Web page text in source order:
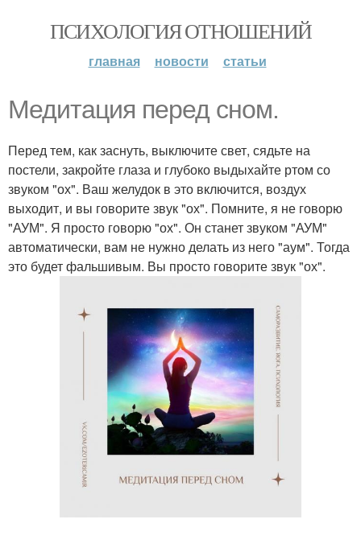
ПСИХОЛОГИЯ ОТНОШЕНИЙ
главная новости статьи
Медитация перед сном.
Перед тем, как заснуть, выключите свет, сядьте на
постели, закройте глаза и глубоко выдыхайте ртом со
звуком "ох". Ваш желудок в это включится, воздух
выходит, и вы говорите звук "ох". Помните, я не говорю
"АУМ". Я просто говорю "ох". Он станет звуком "АУМ"
автоматически, вам не нужно делать из него "аум". Тогда
это будет фальшивым. Вы просто говорите звук "ох".